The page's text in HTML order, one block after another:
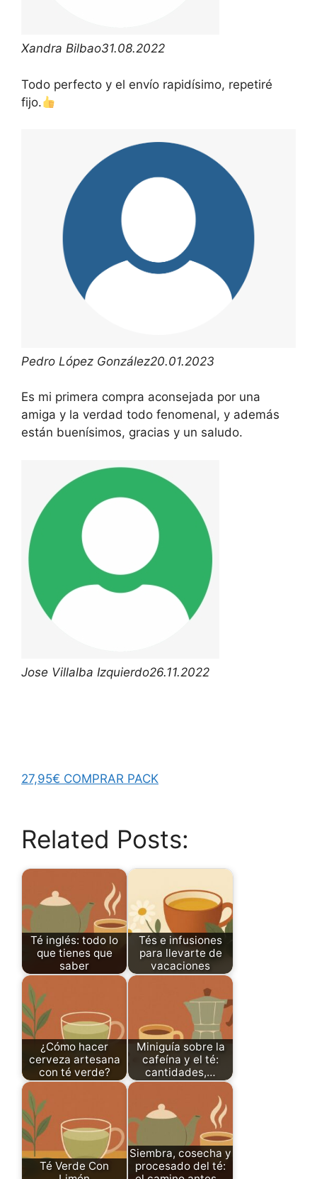
Xandra Bilbao31.08.2022
Todo perfecto y el envío rapidísimo, repetiré
fijo.
Pedro López González20.01.2023
Es mi primera compra aconsejada por una
amiga y la verdad todo fenomenal, y además
están buenísimos, gracias y un saludo.
Jose Villalba Izquierdo26.11.2022
27,95€ COMPRAR PACK
Related Posts:
Té inglés: todo lo
que tienes que
saber
Tés e infusiones
para llevarte de
vacaciones
¿Cómo hacer
cerveza artesana
con té verde?
Miniguía sobre la
cafeína y el té:
cantidades,…
Té Verde Con
Siembra, cosecha y
procesado del té: